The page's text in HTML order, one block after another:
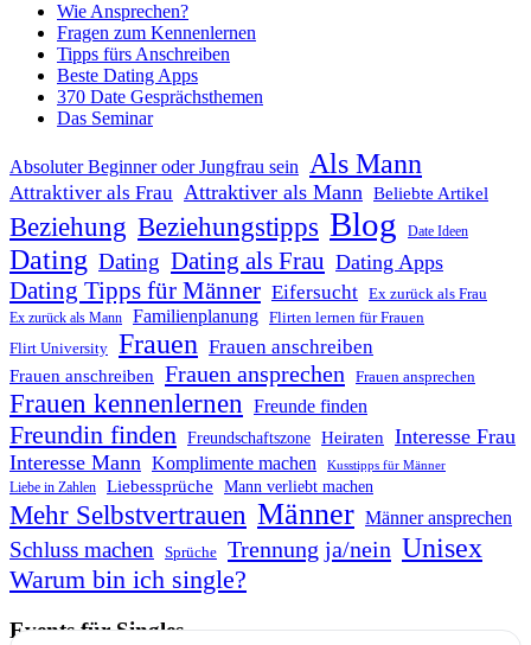
Wie Ansprechen?
Fragen zum Kennenlernen
Tipps fürs Anschreiben
Beste Dating Apps
370 Date Gesprächsthemen
Das Seminar
Absoluter Beginner oder Jungfrau sein Als Mann
Attraktiver als Frau Attraktiver als Mann Beliebte Artikel
Beziehung Beziehungstipps Blog Date Ideen
Dating Dating Dating als Frau Dating Apps
Dating Tipps für Männer Eifersucht Ex zurück als Frau
Ex zurück als Mann Familienplanung Flirten lernen für Frauen
Flirt University Frauen Frauen anschreiben
Frauen anschreiben Frauen ansprechen Frauen ansprechen
Frauen kennenlernen Freunde finden
Freundin finden Freundschaftszone Heiraten Interesse Frau
Interesse Mann Komplimente machen Kusstipps für Männer
Liebe in Zahlen Liebessprüche Mann verliebt machen
Mehr Selbstvertrauen Männer Männer ansprechen
Schluss machen Sprüche Trennung ja/nein Unisex
Warum bin ich single?
Events für Singles